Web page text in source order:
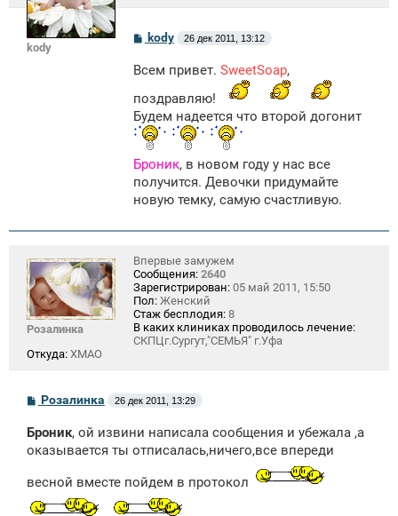
kody
С
б
е
и
е
kody 26 дек 2011, 13:12
Всем привет. SweetSoap,
поздравляю!
Будем надеется что второй догонит
Броник, в новом году у нас все
получится. Девочки придумайте
новую темку, самую счастливую.
Розалинка
Впервые замужем
Сообщения: 2640
Зарегистрирован: 05 май 2011, 15:50
Пол: Женский
Стаж бесплодия: 8
В каких клиниках проводилось лечение:
СКПЦг.Сургут,"СЕМЬЯ" г.Уфа
Откуда: ХМАО
С
б
щ
и
Розалинка 26 дек 2011, 13:29
Броник, ой извини написала сообщения и убежала ,а
оказывается ты отписалась,ничего,все впереди
весной вместе пойдем в протокол